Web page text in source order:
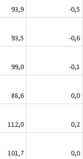
93,9 -0,5
93,5 -0,6
99,0 -0,1
88,6 0,0
112,0 0,2
101,7 0,0